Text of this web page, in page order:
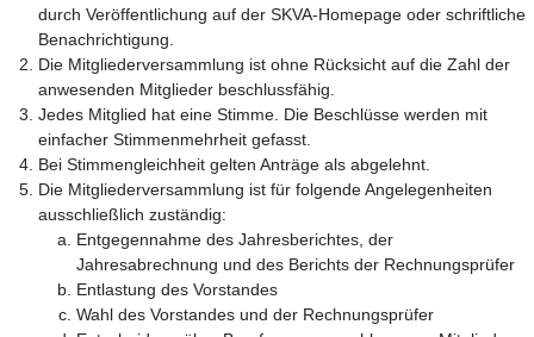
durch Veröffentlichung auf der SKVA-Homepage oder schriftliche
Benachrichtigung.
Die Mitgliederversammlung ist ohne Rücksicht auf die Zahl der
anwesenden Mitglieder beschlussfähig.
Jedes Mitglied hat eine Stimme. Die Beschlüsse werden mit
einfacher Stimmenmehrheit gefasst.
Bei Stimmengleichheit gelten Anträge als abgelehnt.
Die Mitgliederversammlung ist für folgende Angelegenheiten
ausschließlich zuständig:
Entgegennahme des Jahresberichtes, der
Jahresabrechnung und des Berichts der Rechnungsprüfer
Entlastung des Vorstandes
Wahl des Vorstandes und der Rechnungsprüfer